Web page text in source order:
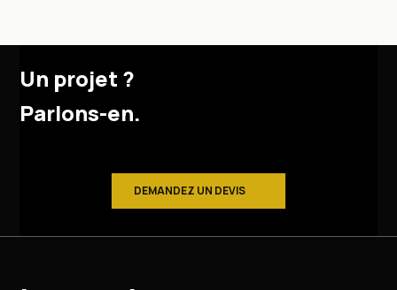
Un projet ?
Parlons-en.
DEMANDEZ UN DEVIS